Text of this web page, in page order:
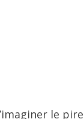
le pire